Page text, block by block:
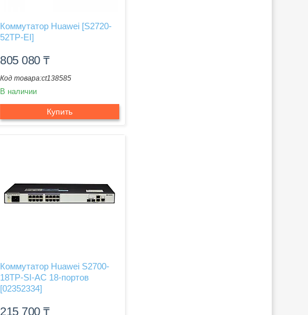
Коммутатор Huawei [S2720-
52TP-EI]
805 080₸
ct138585
В наличии
Купить
Коммутатор Huawei S2700-
18TP-SI-AC 18-портов
[02352334]
215 700₸